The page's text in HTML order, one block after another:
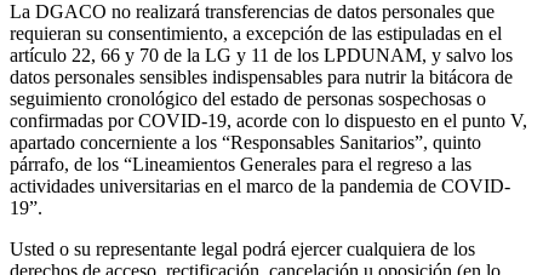
La DGACO no realizará transferencias de datos personales que
requieran su consentimiento, a excepción de las estipuladas en el
artículo 22, 66 y 70 de la LG y 11 de los LPDUNAM, y salvo los
datos personales sensibles indispensables para nutrir la bitácora de
seguimiento cronológico del estado de personas sospechosas o
confirmadas por COVID-19, acorde con lo dispuesto en el punto V,
apartado concerniente a los “Responsables Sanitarios”, quinto
párrafo, de los “Lineamientos Generales para el regreso a las
actividades universitarias en el marco de la pandemia de COVID-
19”.
Usted o su representante legal podrá ejercer cualquiera de los